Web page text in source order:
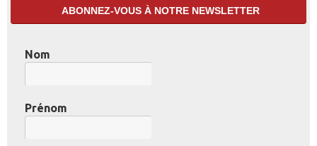
ABONNEZ-VOUS À NOTRE NEWSLETTER
Nom
Prénom